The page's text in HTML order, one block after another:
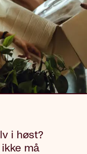
i høst?
må